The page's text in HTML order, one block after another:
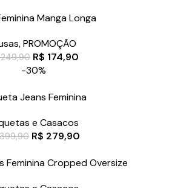
Manga Longa
,PROMOÇÃO
R$ 174,90
-30%
Jeans Feminina
e Casacos
R$ 279,90
Feminina Cropped Oversize